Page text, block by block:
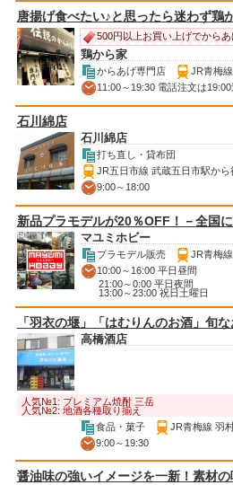
唐揚げ食べたい♪と思ったら迷わず鶏
500円以上お買い上げでからあ
鶏から家
からあげ専門店
JR青梅
11:00～19:30 電話注文は19:00
石川綿店
石川綿店
打ち直し・貸布団
JR五日市線 武蔵五日市駅から
9:00～18:00
新品プラモデルが20％OFF！－全国
マユミホビー
プラモデル販売
JR青梅
10:00～16:00 平日昼間
21:00～0:00 平日夜間
13:00～23:00 祝日土曜日
「羽衣の堰」「はむりんのお酒」旬
高橋酒店
人気№1: プレミアム焼酎 三岳
人気№2: 地酒各種取り揃え
食品・菓子
JR青梅線 羽
9:00～19:30
醤油味の強いイメージを一新！素材